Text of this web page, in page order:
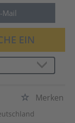
Mail
EIN
Merken